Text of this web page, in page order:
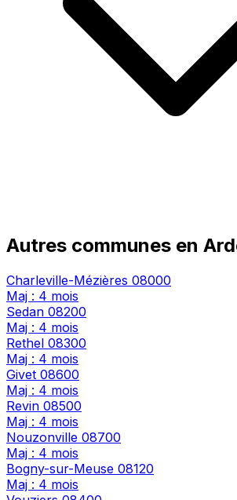
Autres communes en
Charleville-Mézières 08000
Maj : 4 mois
Sedan 08200
Maj : 4 mois
Rethel 08300
Maj : 4 mois
Givet 08600
Maj : 4 mois
Revin 08500
Maj : 4 mois
Nouzonville 08700
Maj : 4 mois
Bogny-sur-Meuse 08120
Maj : 4 mois